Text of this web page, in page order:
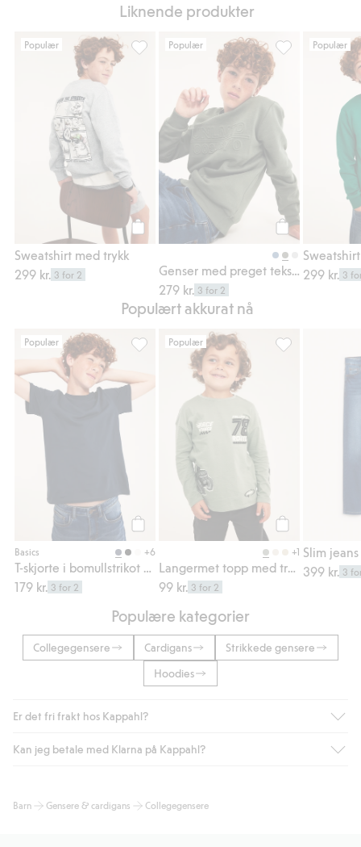
Liknende produkter
Populær
Legg til
Sweatshirt med trykk
299 kr. 3 for 2
Sweatshirt med trykk, Legg til i favoriter
Populær
Legg til
279 kr. 3 for 2
Genser med
Populær
299 kr. 3
Populært akkurat nå
Populær
Basics +6
179 kr. 3 for 2
T-skjorte i bomullstrikot med korte
Populær
+1
99 kr. 3 for 2
Langermet
399 kr. 3
Populære kategorier
Collegegensere Cardigans
Strikkede gensere
Hoodies
Er det fri frakt hos Kappahl?
Som medlem i Kappahl Club har du alltid gratis frakt til butikk,
automatisk etter at du har logget inn og er identifisert som
Kan jeg betale med Klarna på Kappahl?
og andre betalingsmåter.
Barn Gensere & cardigans Collegegensere